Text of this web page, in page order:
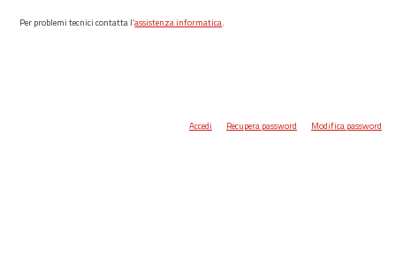
Per problemi tecnici contatta l’assistenza informatica.
Accedi Recupera password Modifica password